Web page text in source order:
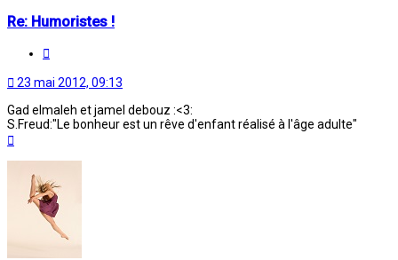
Re: Humoristes !
23 mai 2012, 09:13
Gad elmaleh et jamel debouz :<3:
S.Freud:"Le bonheur est un rêve d'enfant réalisé à l'âge adulte"